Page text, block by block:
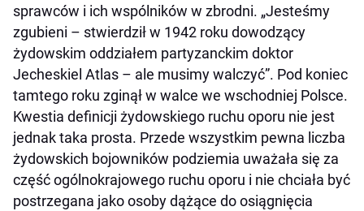
sprawców i ich wspólników w zbrodni. „Jesteśmy
zgubieni – stwierdził w 1942 roku dowodzący
żydowskim oddziałem partyzanckim doktor
Jecheskiel Atlas – ale musimy walczyć”. Pod koniec
tamtego roku zginął w walce we wschodniej Polsce.
Kwestia definicji żydowskiego ruchu oporu nie jest
jednak taka prosta. Przede wszystkim pewna liczba
żydowskich bojowników podziemia uważała się za
część ogólnokrajowego ruchu oporu i nie chciała być
postrzegana jako osoby dążące do osiągnięcia